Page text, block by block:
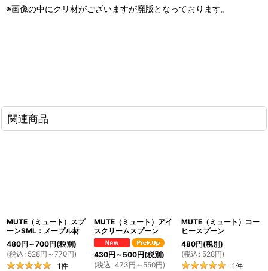
※画像の中にクリ材がございますが廃版となっております。
関連商品
MUTE（ミュート）スプ
ーンSML：メープル材
480円 ～700円(税別)
(税込 : 528円 ～770円)
1件
MUTE（ミュート）アイ
スクリームスプーン
430円 ～500円(税別)
(税込 : 473円 ～550円)
MUTE（ミュート）コー
ヒースプーン
480円(税別)
(税込 : 528円)
1件